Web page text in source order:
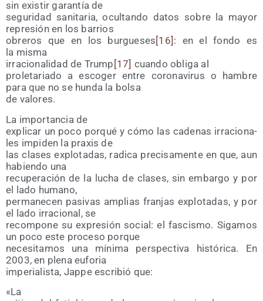
sin exis­tir garan­tía de
segu­ri­dad sani­ta­ria, ocul­tan­do datos sobre la mayor
repre­sión en los barrios
obre­ros que en los bur­gue­ses [16] : en el fon­do es
la misma
irra­cio­na­li­dad de Trump [17] cuan­do obli­ga al
pro­le­ta­ria­do a esco­ger entre coro­na­vi­rus o ham­bre
para que no se hun­da la bolsa
de valores.
La impor­tan­cia de
expli­car un poco por­qué y cómo las cade­nas irra­cio­na­
les impi­den la pra­xis de
las cla­ses explo­ta­das, radi­ca pre­ci­sa­men­te en que, aun
habien­do una
recu­pe­ra­ción de la lucha de cla­ses, sin embar­go y por
el lado humano,
per­ma­ne­cen pasi­vas amplias fran­jas explo­ta­das, y por
el lado irra­cio­nal, se
recom­po­ne su expre­sión social: el fas­cis­mo. Siga­mos
un poco este pro­ce­so porque
nece­si­ta­mos una míni­ma pers­pec­ti­va his­tó­ri­ca. En
2003, en ple­na euforia
impe­ria­lis­ta, Jap­pe escri­bió que:
«La